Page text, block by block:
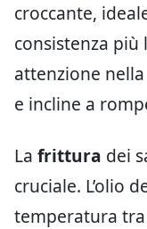
croccante,
consistenza
attenzione
e incline a
La frittura dei
cruciale. L’olio
temperatura tra